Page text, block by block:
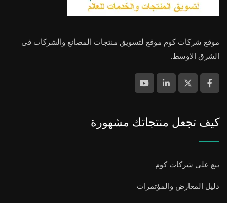
موقع شركات كوم موقع لتسويق منتجات المصانع والشركات فى
الشرق الاوسط.
كيف تجعل منتجاتك مشهورة
بيع على شركات كوم
دليل المعارض والمؤتمرات